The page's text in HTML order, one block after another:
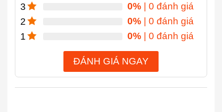
3
0% | 0 đánh giá
2
0% | 0 đánh giá
1
0% | 0 đánh giá
ĐÁNH GIÁ NGAY